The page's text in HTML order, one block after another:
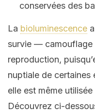
conservées des
La bioluminescence
survie —
reproduction,
nuptiale de certaines
elle est même
Découvrez ci-